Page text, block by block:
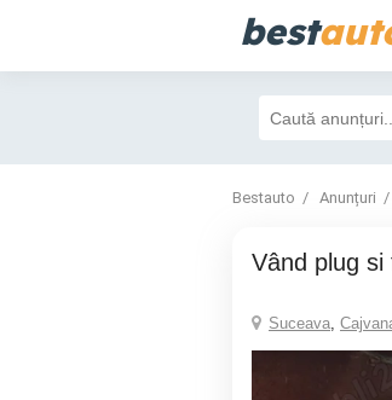
best
Bestauto Anunțuri
Vând plug
Suceava,